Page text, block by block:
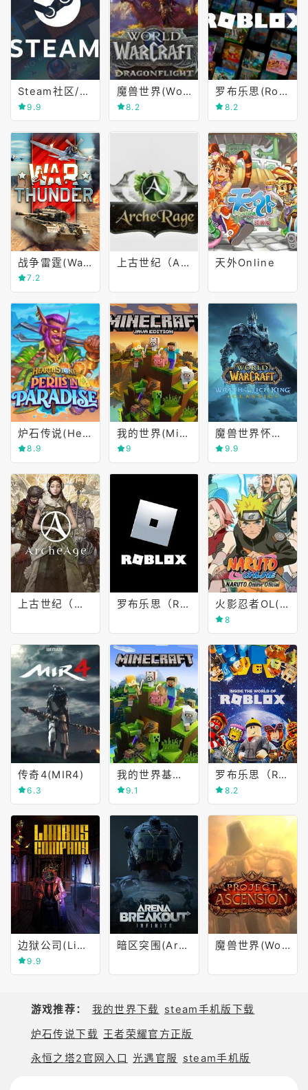
Steam社区/商店
9.9
魔兽世界(World of Warcraft)
8.2
罗布乐思(Roblox)
8.2
战争雷霆(War Thunder)
7.2
上古世纪（Arche Age0 天外Online
炉石传说(Hearthstone)
8.9
我的世界(Minecraft)
9
魔兽世界怀旧服(World of Warcraft Classic)
9.9
上古世纪（俄服） 罗布乐思（Roblox） 火影忍者OL(NARUTO Online)
8
传奇4(MIR4)
6.3
我的世界基岩版(Minecraft)
9.1
罗布乐思（Roblox）
8.2
边狱公司(Limbus Company)
9.9
暗区突围(Arena Breakout) 魔兽世界(World of Warcraft)
游戏推荐： 我的世界下载 steam手机版下载
炉石传说下载 王者荣耀官方正版
永恒之塔2官网入口
光遇官服 steam手机版